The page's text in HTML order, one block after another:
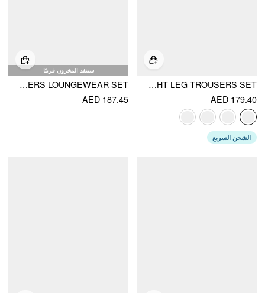
COTTON-BLEND V-NECK TWO TONE TOP & MID RISE DRAWSTRING STRAIGHT LEG TROUSERS SET
AED 179.40
الشحن السريع
سينفد المخزون قريبًا
COTTON-BLEND HALTER NECKLINE TWO TONE TOP & HIGH RISE STRAIGHT LEG TROUSERS LOUNGEWEAR SET
AED 187.45